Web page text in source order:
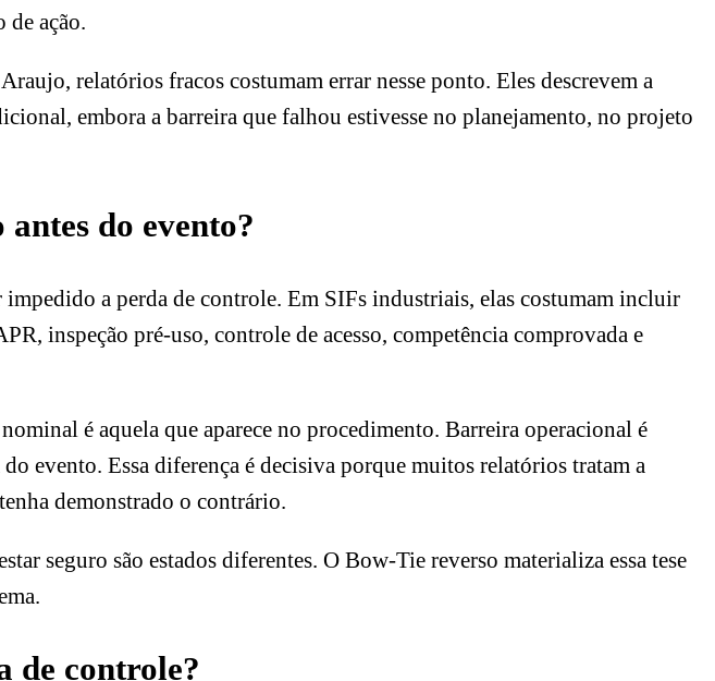
de ação.
relatórios fracos costumam errar nesse ponto. Eles descrevem a
embora a barreira que falhou estivesse no planejamento, no projeto
do evento?
a perda de controle. Em SIFs industriais, elas costumam incluir
inspeção pré-uso, controle de acesso, competência comprovada e
é aquela que aparece no procedimento. Barreira operacional é
evento. Essa diferença é decisiva porque muitos relatórios tratam a
demonstrado o contrário.
seguro são estados diferentes. O Bow-Tie reverso materializa essa tese
de controle?